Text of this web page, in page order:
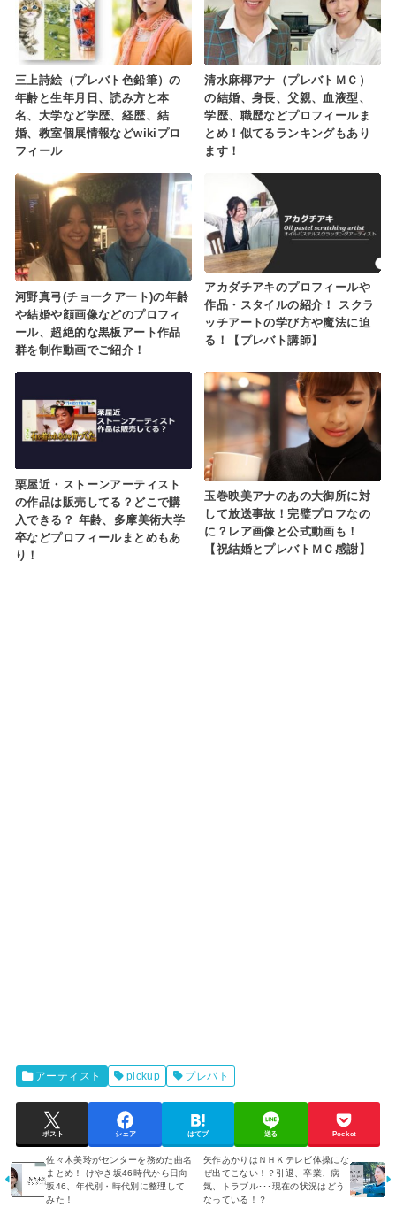
三上詩絵（プレバト色鉛筆）の
年齢と生年月日、読み方と本
名、大学など学歴、経歴、結
婚、教室個展情報などwikiプロ
フィール
清水麻椰アナ（プレバトＭＣ）
の結婚、身長、父親、血液型、
学歴、職歴などプロフィールま
とめ！似てるランキングもあり
ます！
河野真弓(チョークアート)の年齢
や結婚や顔画像などのプロフィ
ール、超絶的な黒板アート作品
群を制作動画でご紹介！
アカダチアキのプロフィールや
作品・スタイルの紹介！ スクラ
ッチアートの学び方や魔法に迫
る！【プレバト講師】
栗屋近・ストーンアーティスト
の作品は販売してる？どこで購
入できる？ 年齢、多摩美術大学
卒などプロフィールまとめもあ
り！
玉巻映美アナのあの大御所に対
して放送事故！完璧プロフなの
に？レア画像と公式動画も！
【祝結婚とプレバトＭＣ感謝】
アーティスト pickup プレバト
ポスト シェア はてブ 送る Pocket
佐々木美玲がセンターを務めた曲名
まとめ！ けやき坂46時代から日向
坂46、年代別・時代別に整理して
みた！
矢作あかりはＮＨＫテレビ体操にな
ぜ出てこない！？引退、卒業、病
気、トラブル･･･現在の状況はどう
なっている！？